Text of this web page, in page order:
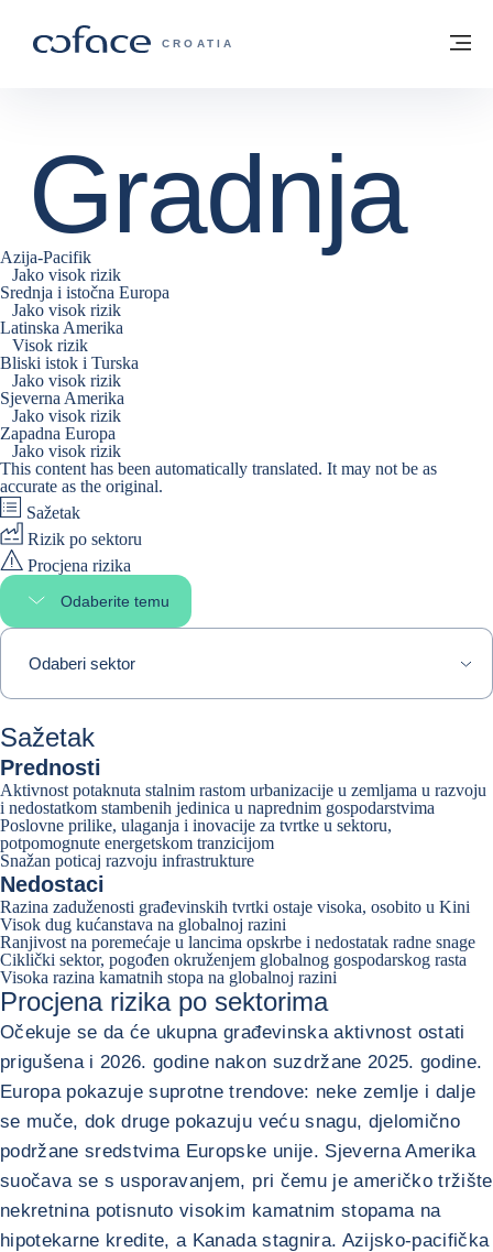
COFACE FOR TRADE - POČETNA
CROATIA
Povratak na početnu stranicu
Gradnja
Azija-Pacifik
Jako visok rizik
Srednja i istočna Europa
Jako visok rizik
Latinska Amerika
Visok rizik
Bliski istok i Turska
Jako visok rizik
Sjeverna Amerika
Jako visok rizik
Zapadna Europa
Jako visok rizik
This content has been automatically translated. It may not be as
accurate as the original.
Sažetak
Rizik po sektoru
Procjena rizika
Odaberite temu
Select page section
Odaberi sektor
Sažetak
Prednosti
Aktivnost potaknuta stalnim rastom urbanizacije u zemljama u razvoju
i nedostatkom stambenih jedinica u naprednim gospodarstvima
Poslovne prilike, ulaganja i inovacije za tvrtke u sektoru,
potpomognute energetskom tranzicijom
Snažan poticaj razvoju infrastrukture
Nedostaci
Razina zaduženosti građevinskih tvrtki ostaje visoka, osobito u Kini
Visok dug kućanstava na globalnoj razini
Ranjivost na poremećaje u lancima opskrbe i nedostatak radne snage
Ciklički sektor, pogođen okruženjem globalnog gospodarskog rasta
Visoka razina kamatnih stopa na globalnoj razini
Procjena rizika po sektorima
Očekuje se da će ukupna građevinska aktivnost ostati
prigušena i 2026. godine nakon suzdržane 2025. godine.
Europa pokazuje suprotne trendove: neke zemlje i dalje
se muče, dok druge pokazuju veću snagu, djelomično
podržane sredstvima Europske unije. Sjeverna Amerika
suočava se s usporavanjem, pri čemu je američko tržište
nekretnina potisnuto visokim kamatnim stopama na
hipotekarne kredite, a Kanada stagnira. Azijsko-pacifička